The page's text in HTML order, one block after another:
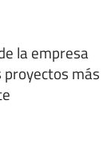
la empresa
proyectos más